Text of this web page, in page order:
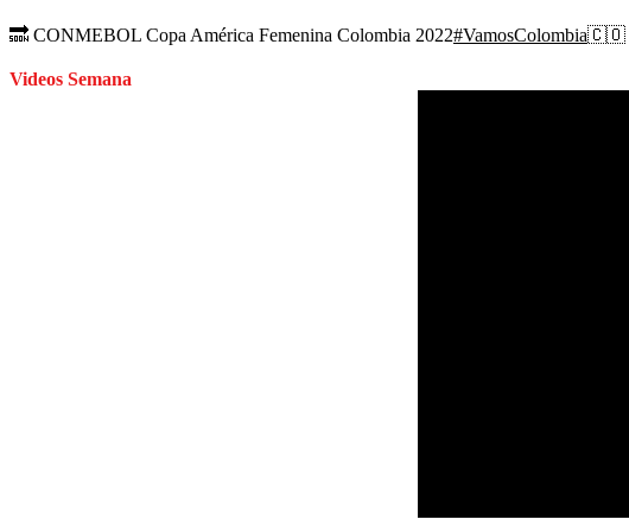
🔜 CONMEBOL Copa América Femenina Colombia 2022#VamosColombia🇨🇴
Videos Semana